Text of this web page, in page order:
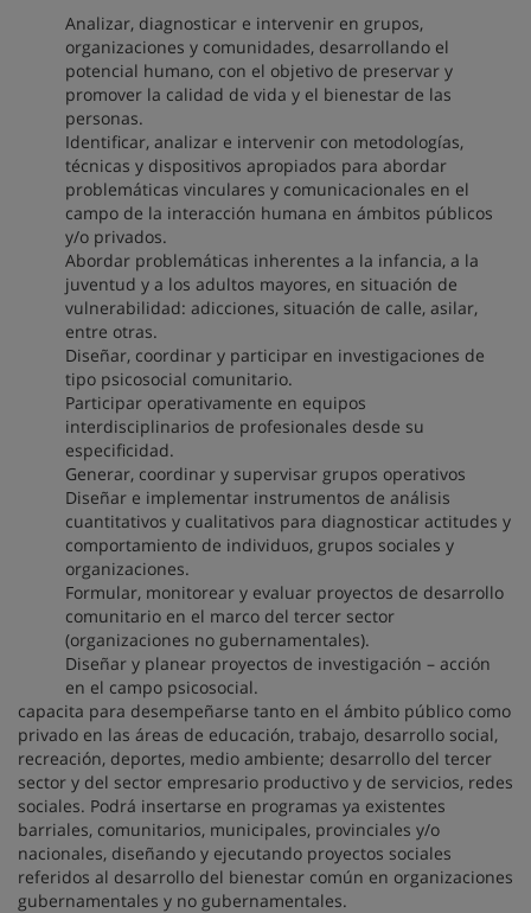
Analizar, diagnosticar e intervenir en grupos,
organizaciones y comunidades, desarrollando el
potencial humano, con el objetivo de preservar y
promover la calidad de vida y el bienestar de las
personas.
Identificar, analizar e intervenir con metodologías,
técnicas y dispositivos apropiados para abordar
problemáticas vinculares y comunicacionales en el
campo de la interacción humana en ámbitos públicos
y/o privados.
Abordar problemáticas inherentes a la infancia, a la
juventud y a los adultos mayores, en situación de
vulnerabilidad: adicciones, situación de calle, asilar,
entre otras.
Diseñar, coordinar y participar en investigaciones de
tipo psicosocial comunitario.
Participar operativamente en equipos
interdisciplinarios de profesionales desde su
especificidad.
Generar, coordinar y supervisar grupos operativos
Diseñar e implementar instrumentos de análisis
cuantitativos y cualitativos para diagnosticar actitudes y
comportamiento de individuos, grupos sociales y
organizaciones.
Formular, monitorear y evaluar proyectos de desarrollo
comunitario en el marco del tercer sector
(organizaciones no gubernamentales).
Diseñar y planear proyectos de investigación – acción
en el campo psicosocial.
capacita para desempeñarse tanto en el ámbito público como
privado en las áreas de educación, trabajo, desarrollo social,
recreación, deportes, medio ambiente; desarrollo del tercer
sector y del sector empresario productivo y de servicios, redes
sociales. Podrá insertarse en programas ya existentes
barriales, comunitarios, municipales, provinciales y/o
nacionales, diseñando y ejecutando proyectos sociales
referidos al desarrollo del bienestar común en organizaciones
gubernamentales y no gubernamentales.